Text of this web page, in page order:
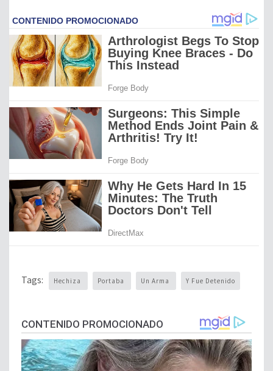
Tags: Hechiza Portaba Un Arma Y Fue Detenido
CONTENIDO PROMOCIONADO